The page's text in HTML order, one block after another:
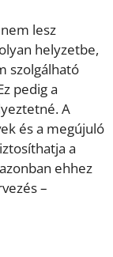
lesz
helyzetbe,
szolgálható
pedig a
A
és a megújuló
a
ehhez
–